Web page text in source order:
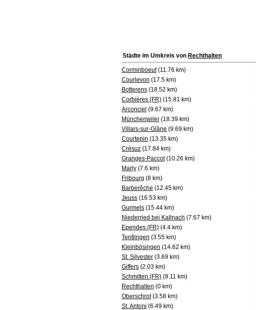
Städte im Umkreis von Rechthalten
Corminboeuf(11.76 km)
Courlevon (17.5 km)
Botterens (18.52 km)
Corbières (FR) (15.81 km)
Arconciel (9.67 km)
Münchenwiler (18.39 km)
Villars-sur-Glâne (9.69 km)
Courtepin (13.35 km)
Crésuz (17.84 km)
Granges-Paccot(10.26 km)
Marly (7.6 km)
Fribourg (8 km)
Barberêche (12.45 km)
Jeuss (16.53 km)
Gurmels (15.44 km)
Niederried bei Kallnach (7.67 km)
Ependes (FR) (4.4 km)
Tentlingen (3.55 km)
Kleinbösingen (14.62 km)
St. Silvester (3.69 km)
Giffers (2.03 km)
Schmitten (FR) (9.11 km)
Rechthalten (0 km)
Oberschrot(3.58 km)
St. Antoni (6.49 km)